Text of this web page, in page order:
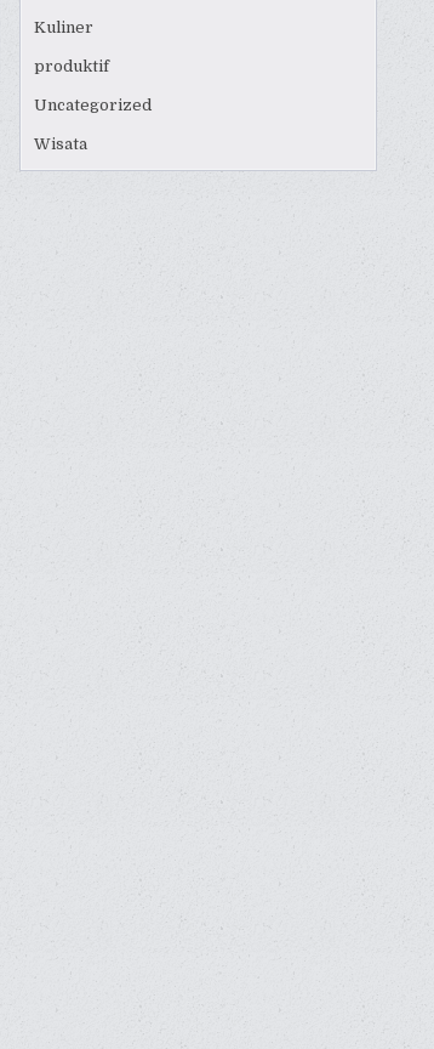
Kuliner
produktif
Uncategorized
Wisata